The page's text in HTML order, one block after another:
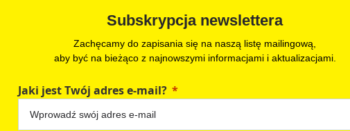
Subskrypcja newslettera
Zachęcamy do zapisania się na naszą listę mailingową,
aby być na bieżąco z najnowszymi informacjami i aktualizacjami.
Jaki jest Twój adres e-mail?